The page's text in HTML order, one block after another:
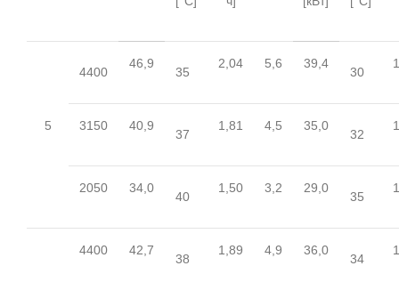
5
4400
46,9
35
2,04 5,6 39,4
30
3150 40,9
37
1,81 4,5 35,0
32
2050 34,0
40
1,50 3,2 29,0
35
4400 42,7
38
1,89 4,9 36,0
34